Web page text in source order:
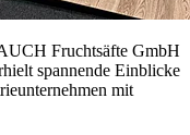
Fruchtsäfte GmbH
spannende Einblicke
mit